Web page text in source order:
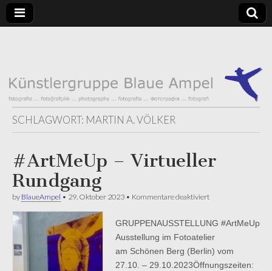
Künstlergruppe
Blaue Ampel
SCHLAGWORT: MARTIN A. VÖLKER
#ArtMeUp – Virtueller
Rundgang
by BlaueAmpel • 29. Oktober 2023 • Kommentare deaktiviertfür
Virtueller
Rundgang
GRUPPENAUSSTELLUNG #ArtMeUp
Ausstellung im Fotoatelier
am Schönen Berg (Berlin) vom
27.10. – 29.10.2023Öffnungszeiten: